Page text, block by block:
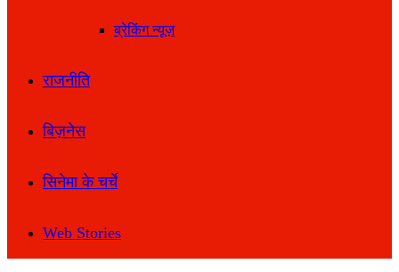
ब्रेकिंग न्यूज़
राजनीति
बिज़नेस
सिनेमा के चर्चे
Web Stories